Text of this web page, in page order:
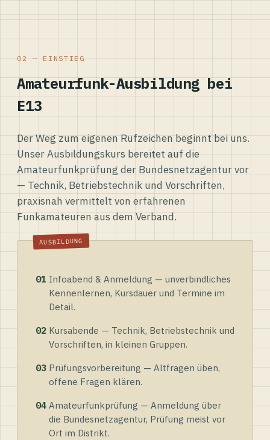
02 — EINSTIEG
Amateurfunk-Ausbildung bei
E13
Der Weg zum eigenen Rufzeichen beginnt bei uns.
Unser Ausbildungskurs bereitet auf die
Amateurfunkprüfung der Bundesnetzagentur vor
— Technik, Betriebstechnik und Vorschriften,
praxisnah vermittelt von erfahrenen
Funkamateuren aus dem Verband.
01 Infoabend & Anmeldung — unverbindliches
Kennenlernen, Kursdauer und Termine im
Detail.
02 Kursabende — Technik, Betriebstechnik und
Vorschriften, in kleinen Gruppen.
03 Prüfungsvorbereitung — Altfragen üben,
offene Fragen klären.
04 Amateurfunkprüfung — Anmeldung über
die Bundesnetzagentur, Prüfung meist vor
Ort im Distrikt.